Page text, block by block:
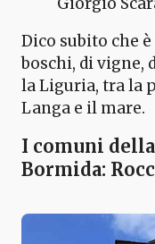
Dico subito che
boschi, di vigne,
la Liguria, tra la
Langa e il mare.
I comuni
Bormida: